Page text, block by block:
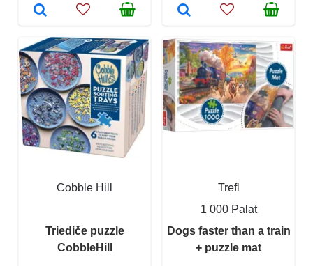
Cobble Hill
Triediče puzzle
CobbleHill
Trefl
1 000 Palat
Dogs faster than a train
+ puzzle mat